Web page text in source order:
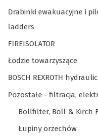
Drabinki ewakuacyjne i
ladders
FIREISOLATOR
Łodzie towarzyszące
BOSCH REXROTH
Pozostałe - filtracja,
Bollfilter, Boll & Kirch
Łupiny orzechów